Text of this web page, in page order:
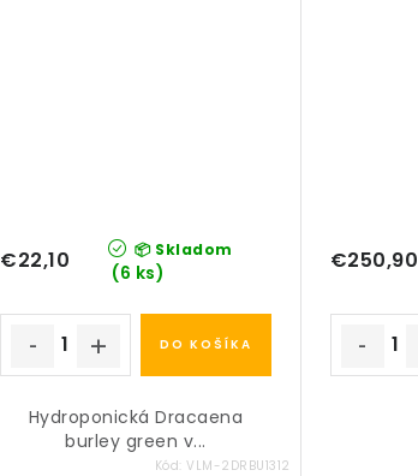
📦 Skladom
(6 ks)
€22,10
DO KOŠÍKA
Hydroponická Dracaena
burley green v...
Kód:VLM-2DRBU1312
€250,90